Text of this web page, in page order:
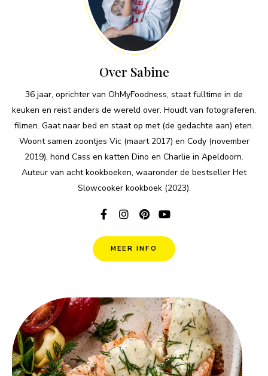
Over Sabine
36 jaar, oprichter van OhMyFoodness, staat fulltime in de
keuken en reist anders de wereld over. Houdt van fotograferen,
filmen. Gaat naar bed en staat op met (de gedachte aan) eten.
Woont samen zoontjes Vic (maart 2017) en Cody (november
2019), hond Cass en katten Dino en Charlie in Apeldoorn.
Auteur van acht kookboeken, waaronder de bestseller Het
Slowcooker kookboek (2023).
MEER INFO